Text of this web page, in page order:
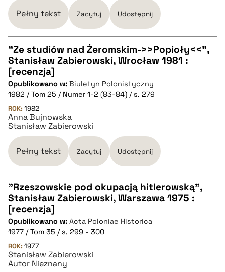
pobierz cytat
Pełny tekst Zacytuj Udostępnij
CZYSTY TEKST
pobierz cytat
BIBTEX
pobierz cytat
"Ze studiów nad Żeromskim->>Popioły<<",
Stanisław Zabierowski, Wrocław 1981 :
[recenzja]
Opublikowano w: Biuletyn Polonistyczny
1982 / Tom 25 / Numer 1-2 (83-84) / s. 279
ROK: 1982
Anna Bujnowska
Stanisław Zabierowski
Pełny tekst Zacytuj Udostępnij
CZYSTY TEKST
pobierz cytat
BIBTEX
"Rzeszowskie pod okupacją hitlerowską",
Stanisław Zabierowski, Warszawa 1975 :
[recenzja]
Opublikowano w: Acta Poloniae Historica
1977 / Tom 35 / s. 299 - 300
ROK: 1977
Stanisław Zabierowski
Autor Nieznany